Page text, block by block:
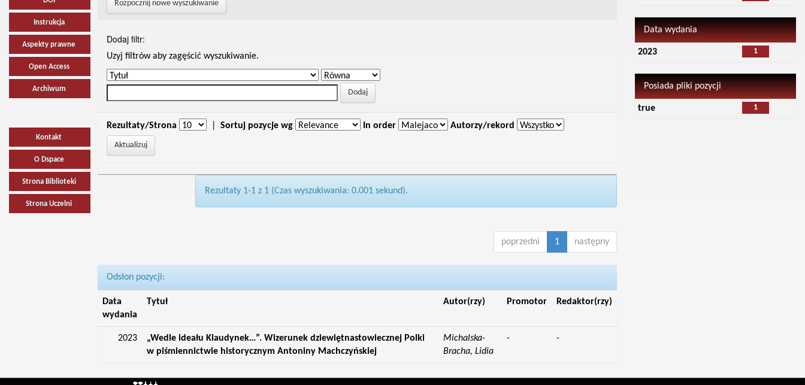
Instrukcja
Aspekty prawne
Open Access
Archiwum
Kontakt
O Dspace
Strona Biblioteki
Strona Uczelni
Rozpocznij nowe wyszukiwanie
Dodaj filtr:
Uzyj filtrów aby zagęścić wyszukiwanie.
Rezultaty/Strona Sortuj pozycje wg In order Autorzy/rekord
Rezultaty 1-1 z 1 (Czas wyszukiwania: 0.001 sekund).
poprzedni 1 następny
Odsłon pozycji:
Data
wydania
Tytuł Autor(rzy) Promotor Redaktor(rzy)
2023
„Wedle ideału Klaudynek…”. Wizerunek dziewiętnastowiecznej Polki
w piśmiennictwie historycznym Antoniny Machczyńskiej
Michalska-
Bracha, Lidia
- -
Data wydania
1
2023
Posiada pliki pozycji
1
true